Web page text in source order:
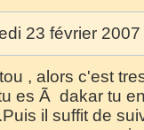
23 février
, alors c'est
es Ã dakar tu
il suffit de